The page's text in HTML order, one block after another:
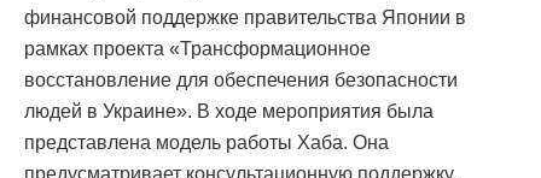
финансовой поддержке правительства Японии в
рамках проекта «Трансформационное
восстановление для обеспечения безопасности
людей в Украине». В ходе мероприятия была
представлена модель работы Хаба. Она
предусматривает консультационную поддержку,